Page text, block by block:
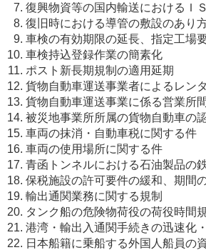
復興物資等の国内輸送におけるＩ
復旧時における導管の敷設のあり
車検の有効期限の延長、指定工場
車検持込登録作業の簡素化
ポスト新長期規制の適用延期
貨物自動車運送事業者によるレン
貨物自動車運送事業に係る営業所
被災地事業所所属の貨物自動車の
車両の抹消・自動車税に関する件
車両の使用場所に関する件
青函トンネルにおける石油製品の
保税施設の許可要件の緩和、期間
輸出通関業務に関する規制
タンク船の危険物荷役の荷役時間
港湾・輸出入通関手続きの迅速化
日本船籍に乗船する外国人船員の